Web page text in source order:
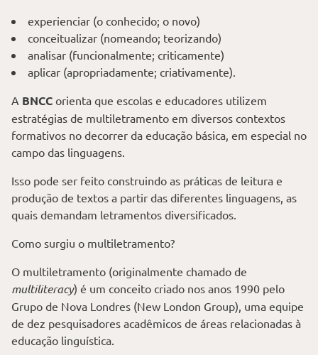
experienciar (o conhecido; o novo)
conceitualizar (nomeando; teorizando)
analisar (funcionalmente; criticamente)
aplicar (apropriadamente; criativamente).
A BNCC orienta que escolas e educadores utilizem
estratégias de multiletramento em diversos contextos
formativos no decorrer da educação básica, em especial no
campo das linguagens.
Isso pode ser feito construindo as práticas de leitura e
produção de textos a partir das diferentes linguagens, as
quais demandam letramentos diversificados.
Como surgiu o multiletramento?
O multiletramento (originalmente chamado de
multiliteracy) é um conceito criado nos anos 1990 pelo
Grupo de Nova Londres (New London Group), uma equipe
de dez pesquisadores acadêmicos de áreas relacionadas à
educação linguística.